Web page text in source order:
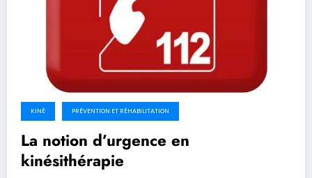
KINÉ PRÉVENTION ET RÉHABILITATION
La notion d’urgence en
kinésithérapie